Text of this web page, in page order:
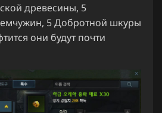
древесины, 5
5 Добротной шкуры
они будут почти